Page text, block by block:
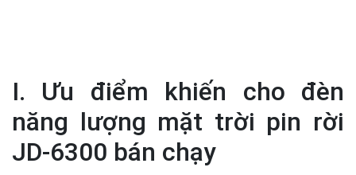
I. Ưu điểm khiến cho đèn
năng lượng mặt trời pin rời
JD-6300 bán chạy